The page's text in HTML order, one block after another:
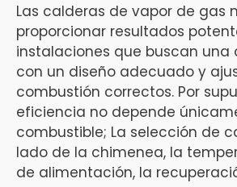
Las calderas de vapor de gas
proporcionar resultados
instalaciones que buscan
con un diseño adecuado y
combustión correctos. Por
eficiencia no depende
combustible; La selección de
lado de la chimenea, la
de alimentación, la